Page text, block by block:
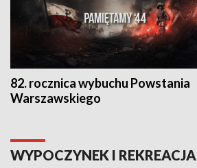
82. rocznica wybuchu Powstania
Warszawskiego
WYPOCZYNEK I REKREACJA